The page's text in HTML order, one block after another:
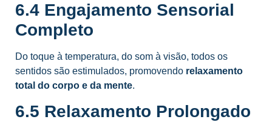
6.4 Engajamento Sensorial
Completo
Do toque à temperatura, do som à visão, todos os
sentidos são estimulados, promovendo relaxamento
total do corpo e da mente.
6.5 Relaxamento Prolongado